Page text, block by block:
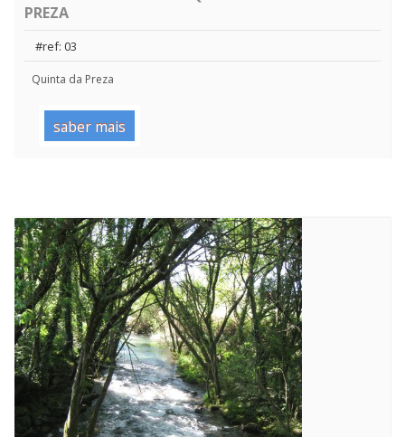
PREZA
#ref: 03
Quinta da Preza
saber mais